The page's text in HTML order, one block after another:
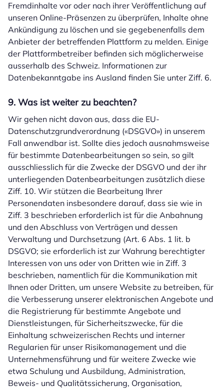
Fremdinhalte vor oder nach ihrer Veröffentlichung auf
unseren Online-Präsenzen zu überprüfen, Inhalte ohne
Ankündigung zu löschen und sie gegebenenfalls dem
Anbieter der betreffenden Plattform zu melden. Einige
der Plattformbetreiber befinden sich möglicherweise
ausserhalb des Schweiz. Informationen zur
Datenbekanntgabe ins Ausland finden Sie unter Ziff. 6.
9. Was ist weiter zu beachten?
Wir gehen nicht davon aus, dass die EU-
Datenschutzgrundverordnung («DSGVO») in unserem
Fall anwendbar ist. Sollte dies jedoch ausnahmsweise
für bestimmte Datenbearbeitungen so sein, so gilt
ausschliesslich für die Zwecke der DSGVO und der ihr
unterliegenden Datenbearbeitungen zusätzlich diese
Ziff. 10. Wir stützen die Bearbeitung Ihrer
Personendaten insbesondere darauf, dass sie wie in
Ziff. 3 beschrieben erforderlich ist für die Anbahnung
und den Abschluss von Verträgen und dessen
Verwaltung und Durchsetzung (Art. 6 Abs. 1 lit. b
DSGVO; sie erforderlich ist zur Wahrung berechtigter
Interessen von uns oder von Dritten wie in Ziff. 3
beschrieben, namentlich für die Kommunikation mit
Ihnen oder Dritten, um unsere Website zu betreiben, für
die Verbesserung unserer elektronischen Angebote und
die Registrierung für bestimmte Angebote und
Dienstleistungen, für Sicherheitszwecke, für die
Einhaltung schweizerischen Rechts und interner
Regularien für unser Risikomanagement und die
Unternehmensführung und für weitere Zwecke wie
etwa Schulung und Ausbildung, Administration,
Beweis- und Qualitätssicherung, Organisation,